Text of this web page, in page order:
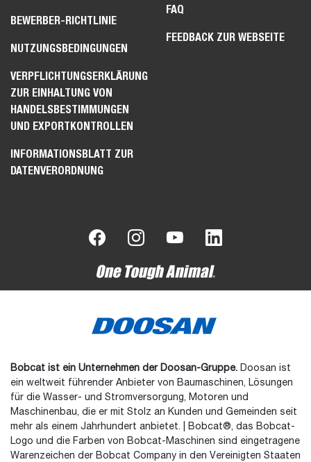
BEWERBER-RICHTLINIE
NUTZUNGSBEDINGUNGEN
VERPFLICHTUNGSERKLÄRUNG
ZUR EINHALTUNG VON
HANDELSBESTIMMUNGEN
UND EXPORTKONTROLLEN
INFORMATIONSBLATT ZUR
DATENVERORDNUNG
FAQ
FEEDBACK ZUR WEBSEITE
Bobcat ist ein Unternehmen der Doosan-Gruppe. Doosan ist
ein weltweit führender Anbieter von Baumaschinen, Lösungen
für die Wasser- und Stromversorgung, Motoren und
Maschinenbau, die er mit Stolz an Kunden und Gemeinden seit
mehr als einem Jahrhundert anbietet. | Bobcat®, das Bobcat-
Logo und die Farben von Bobcat-Maschinen sind eingetragene
Warenzeichen der Bobcat Company in den Vereinigten Staaten